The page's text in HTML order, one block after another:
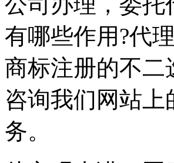
有哪些作用?代
商标注册的不二
咨询我们网站
务。